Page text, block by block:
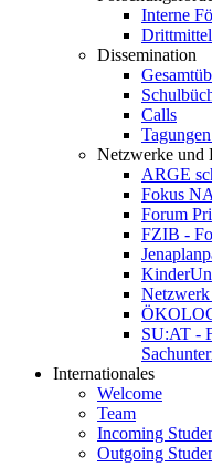
Interne
Dissemination
Calls
Netzwerke und
ARGE
Fokus
Forum
FZIB -
SU:AT -
Internationales
Welcome
Team
Incoming
Outgoing